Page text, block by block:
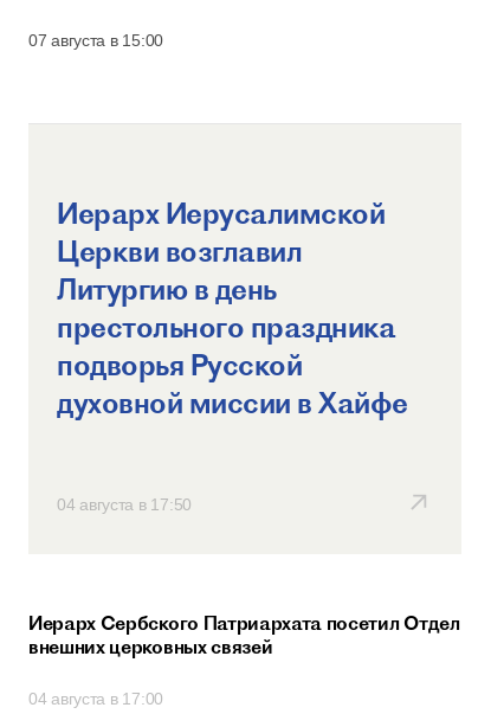
07 августа в 15:00
Иерарх Иерусалимской
Церкви возглавил
Литургию в день
престольного праздника
подворья Русской
духовной миссии в Хайфе
04 августа в 17:50
Иерарх Сербского Патриархата посетил Отдел
внешних церковных связей
04 августа в 17:00